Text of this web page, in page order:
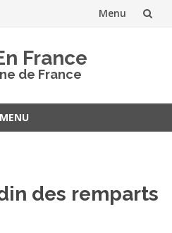
Menu
France
de France
MENU
des remparts